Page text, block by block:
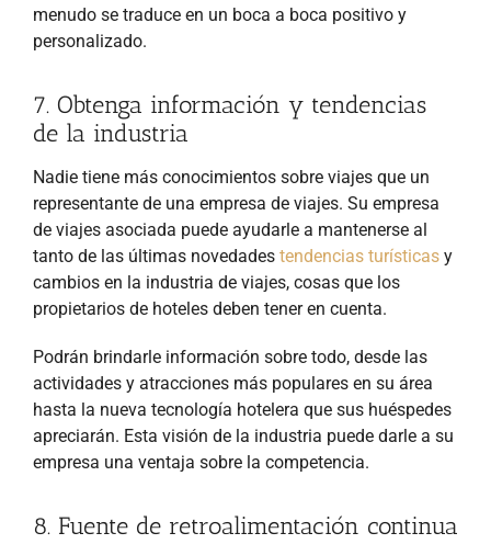
menudo se traduce en un boca a boca positivo y
personalizado.
7. Obtenga información y tendencias
de la industria
Nadie tiene más conocimientos sobre viajes que un
representante de una empresa de viajes. Su empresa
de viajes asociada puede ayudarle a mantenerse al
tanto de las últimas novedades tendencias turísticas y
cambios en la industria de viajes, cosas que los
propietarios de hoteles deben tener en cuenta.
Podrán brindarle información sobre todo, desde las
actividades y atracciones más populares en su área
hasta la nueva tecnología hotelera que sus huéspedes
apreciarán. Esta visión de la industria puede darle a su
empresa una ventaja sobre la competencia.
8. Fuente de retroalimentación continua